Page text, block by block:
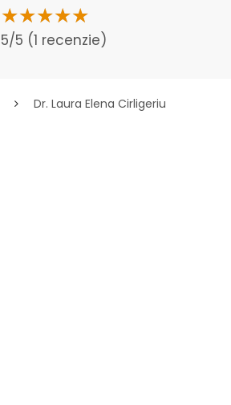
5/5 (1 recenzie)
Dr. Laura Elena Cirligeriu